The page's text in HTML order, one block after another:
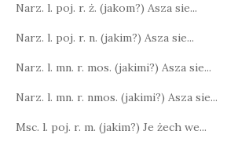
Narz. l. poj. r. ż. (jakom?) Asza sie...
Narz. l. poj. r. n. (jakim?) Asza sie...
Narz. l. mn. r. mos. (jakimi?) Asza sie...
Narz. l. mn. r. nmos. (jakimi?) Asza sie...
Msc. l. poj. r. m. (jakim?) Je żech we...